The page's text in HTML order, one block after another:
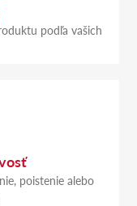
podľa vašich
poistenie alebo